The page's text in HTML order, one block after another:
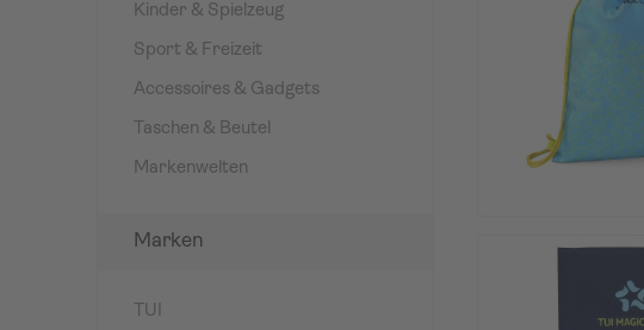
Kinder & Spielzeug
Sport & Freizeit
Accessoires & Gadgets
Taschen & Beutel
Markenwelten
Marken
TUI